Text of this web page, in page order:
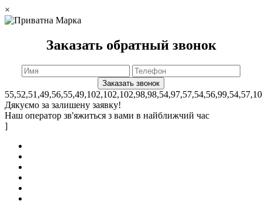
×
Заказать обратный звонок
Дякуємо за залишену заявку!
Наш оператор зв'яжиться з вами в найближчий час
]